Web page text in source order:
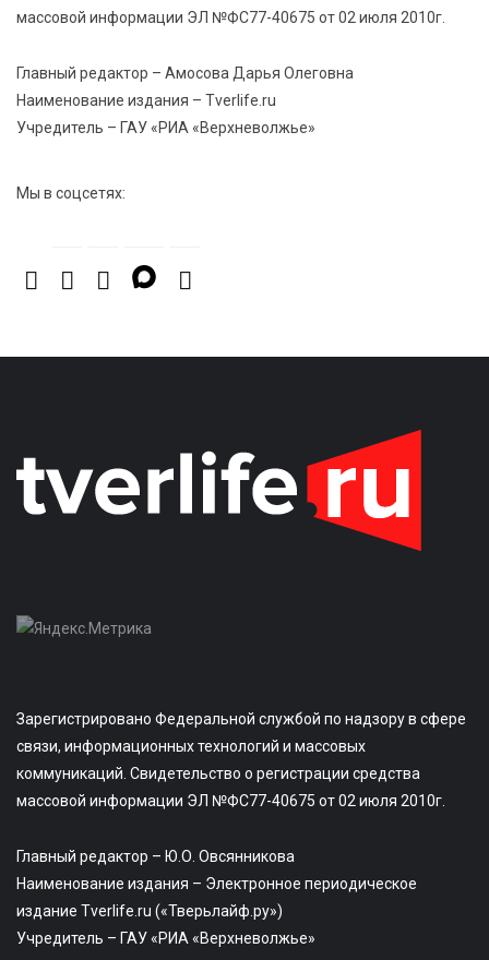
Ботанические лаборатории в школах: Тверская
область запускает масштабный экопроект
массовой информации ЭЛ №ФС77-40675 от 02 июля 2010г.
Главный редактор – Амосова Дарья Олеговна
Наименование издания – Tverlife.ru
Учредитель – ГАУ «РИА «Верхневолжье»
Мы в соцсетях:
Зарегистрировано Федеральной службой по надзору в сфере
связи, информационных технологий и массовых
коммуникаций. Свидетельство о регистрации средства
массовой информации ЭЛ №ФС77-40675 от 02 июля 2010г.
Главный редактор – Ю.О. Овсянникова
Наименование издания – Электронное периодическое
издание Tverlife.ru («Тверьлайф.ру»)
Учредитель – ГАУ «РИА «Верхневолжье»